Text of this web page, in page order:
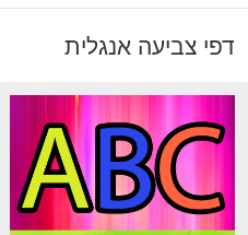
דפי צביעה אנגלית